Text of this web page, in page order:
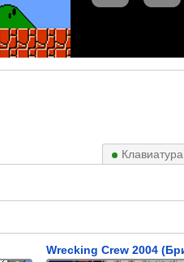
Клавиатура